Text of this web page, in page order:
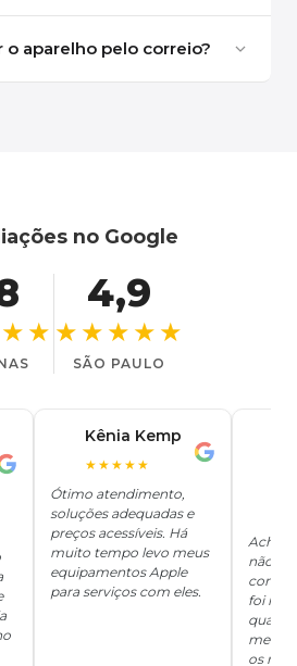
o aparelho pelo correio?
no Google
4,9
★★★★★
SÃO PAULO
Kênia Kemp
★★★★★
Ótimo atendimento,
soluções adequadas e
preços acessíveis. Há
muito tempo levo meus
equipamentos Apple
para serviços com eles.
Achei
não
foi
me
os